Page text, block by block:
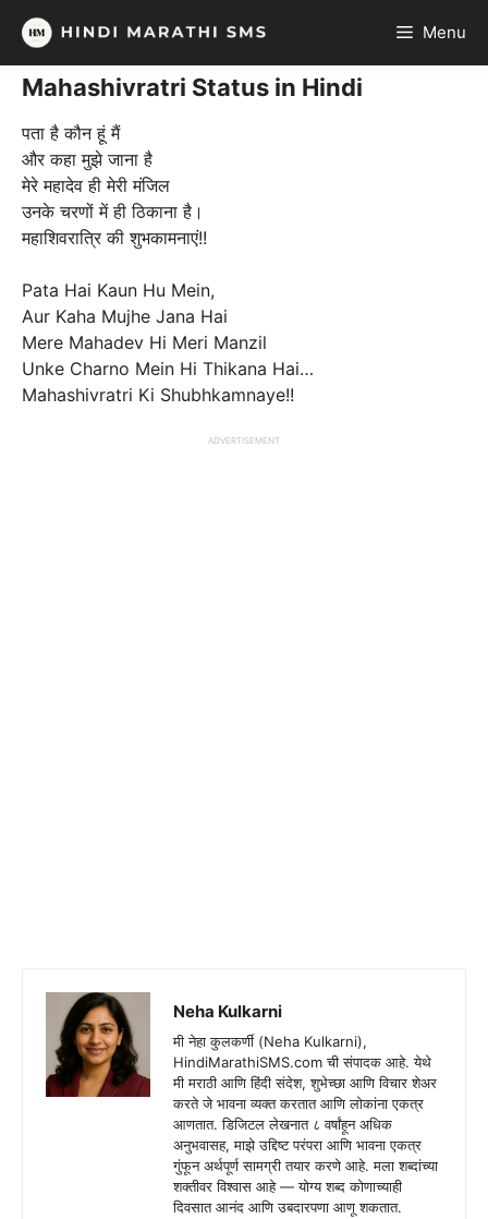
Skip
content
Menu
Mahashivratri Status in Hindi
पता है कौन हूं मैं
और कहा मुझे जाना है
मेरे महादेव ही मेरी मंजिल
उनके चरणों में ही ठिकाना है।
महाशिवरात्रि की शुभकामनाएं!!
Pata Hai Kaun Hu Mein,
Aur Kaha Mujhe Jana Hai
Mere Mahadev Hi Meri Manzil
Unke Charno Mein Hi Thikana Hai…
Mahashivratri Ki Shubhkamnaye!!
ADVERTISEMENT
Neha Kulkarni
मी नेहा कुलकर्णी (Neha Kulkarni),
HindiMarathiSMS.com ची संपादक आहे. येथे
मी मराठी आणि हिंदी संदेश, शुभेच्छा आणि विचार शेअर
करते जे भावना व्यक्त करतात आणि लोकांना एकत्र
आणतात. डिजिटल लेखनात ८ वर्षांहून अधिक
अनुभवासह, माझे उद्दिष्ट परंपरा आणि भावना एकत्र
गुंफून अर्थपूर्ण सामग्री तयार करणे आहे. मला शब्दांच्या
शक्तीवर विश्वास आहे — योग्य शब्द कोणाच्याही
दिवसात आनंद आणि उबदारपणा आणू शकतात.